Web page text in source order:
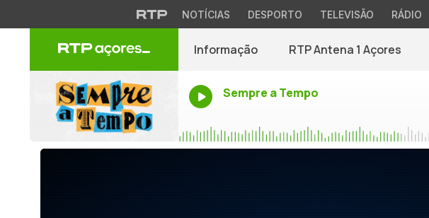
NOTÍCIAS DESPORTO TELEVISÃO RÁDIO
Informação RTP Antena 1 Açores
Sempre a Tempo